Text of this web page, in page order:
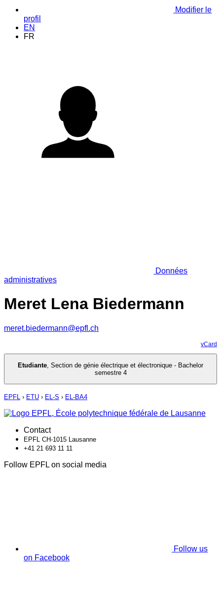
Modifier le
profil
EN
FR
Données
administratives
Meret Lena Biedermann
meret.biedermann@epfl.ch
vCard
Etudiante, Section de génie électrique et électronique - Bachelor
semestre 4
EPFL › ETU › EL-S › EL-BA4
Contact
EPFL CH-1015 Lausanne
+41 21 693 11 11
Follow EPFL on social media
Follow us
on Facebook